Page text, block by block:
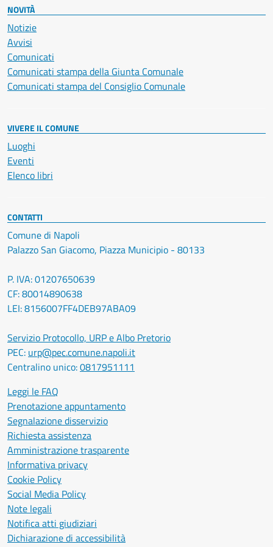
NOVITÀ
Notizie
Avvisi
Comunicati
Comunicati stampa della Giunta Comunale
Comunicati stampa del Consiglio Comunale
VIVERE IL COMUNE
Luoghi
Eventi
Elenco libri
CONTATTI
Comune di Napoli
Palazzo San Giacomo, Piazza Municipio - 80133
P. IVA: 01207650639
CF: 80014890638
LEI: 8156007FF4DEB97ABA09
Servizio Protocollo, URP e Albo Pretorio
PEC: urp@pec.comune.napoli.it
Centralino unico:0817951111
Leggi le FAQ
Prenotazione appuntamento
Segnalazione disservizio
Richiesta assistenza
Amministrazione trasparente
Informativa privacy
Cookie Policy
Social Media Policy
Note legali
Notifica atti giudiziari
Dichiarazione di accessibilità